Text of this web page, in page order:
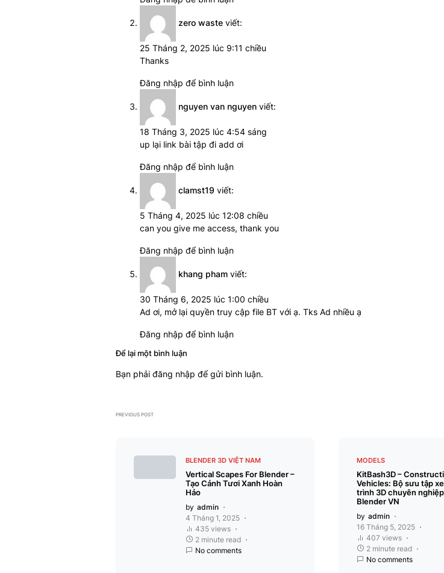
zero waste viết:
25 Tháng 2, 2025 lúc 9:11 chiều
Thanks
Đăng nhập để bình luận
nguyen van nguyen viết:
18 Tháng 3, 2025 lúc 4:54 sáng
up lại link bài tập đi add ơi
Đăng nhập để bình luận
clamst19 viết:
5 Tháng 4, 2025 lúc 12:08 chiều
can you give me access, thank you
Đăng nhập để bình luận
khang pham viết:
30 Tháng 6, 2025 lúc 1:00 chiều
Ad ơi, mở lại quyền truy cập file BT với ạ. Tks Ad nhiều ạ
Đăng nhập để bình luận
Để lại một bình luận
Bạn phải đăng nhập để gửi bình luận.
PREVIOUS POST
BLENDER 3D VIỆT NAM
Vertical Scapes For Blender –
Tạo Cảnh Tươi Xanh Hoàn
Hảo
by admin
4 Tháng 1, 2025
435 views
2 minute read
No comments
MODELS
KitBash3D –
Vehicles: Bộ sưu tập
trình 3D chuyên
Blender VN
by admin
16 Tháng 5, 2025
407 views
2 minute read
No comments